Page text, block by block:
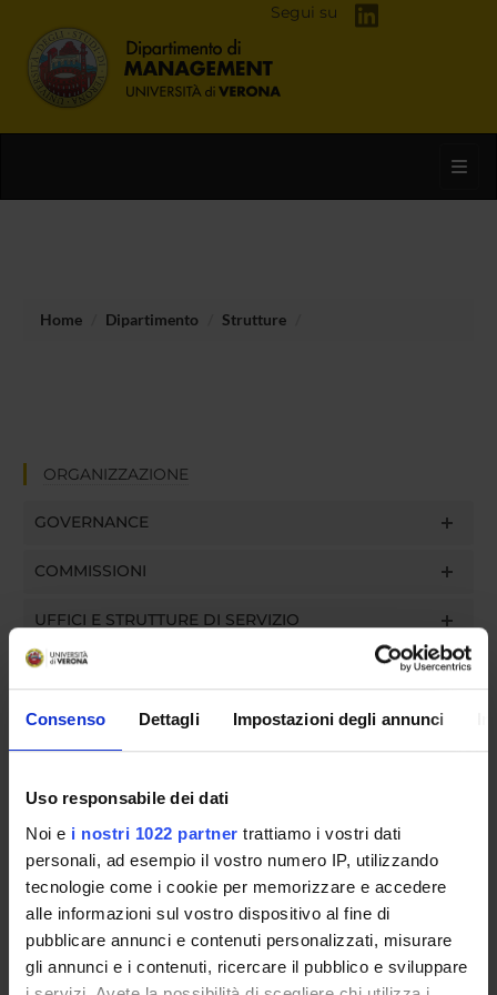
Consenso Dettagli Impostazioni degli annunci
Uso responsabile dei dati
Noi e i nostri 1022 partner trattiamo i vostri dati
personali, ad esempio il vostro numero IP, utilizzando
tecnologie come i cookie per memorizzare e accedere
alle informazioni sul vostro dispositivo al fine di
pubblicare annunci e contenuti personalizzati, misurare
gli annunci e i contenuti, ricercare il pubblico e sviluppare
Segui su
Home Dipartimento Strutture
ORGANIZZAZIONE
GOVERNANCE
COMMISSIONI
UFFICI E STRUTTURE DI SERVIZIO
SERVIZI DI SEGRETERIA STUDENTI
STRUTTURE DEL DIPARTIMENTO
CENTRI E LABORATORI
ALTRE SEDI
Contatti